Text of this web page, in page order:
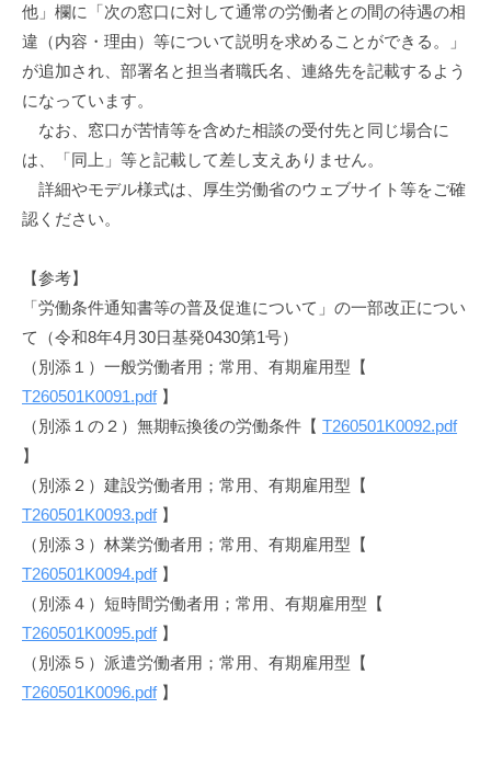
他」欄に「次の窓口に対して通常の労働者との間の待遇の相
違（内容・理由）等について説明を求めることができる。」
が追加され、部署名と担当者職氏名、連絡先を記載するよう
になっています。
なお、窓口が苦情等を含めた相談の受付先と同じ場合に
は、「同上」等と記載して差し支えありません。
詳細やモデル様式は、厚生労働省のウェブサイト等をご確
認ください。
【参考】
「労働条件通知書等の普及促進について」の一部改正につい
て（令和8年4月30日基発0430第1号）
（別添１）一般労働者用；常用、有期雇用型【
T260501K0091.pdf】
（別添１の２）無期転換後の労働条件【 T260501K0092.pdf
】
（別添２）建設労働者用；常用、有期雇用型【
T260501K0093.pdf】
（別添３）林業労働者用；常用、有期雇用型【
T260501K0094.pdf】
（別添４）短時間労働者用；常用、有期雇用型【
T260501K0095.pdf】
（別添５）派遣労働者用；常用、有期雇用型【
T260501K0096.pdf】